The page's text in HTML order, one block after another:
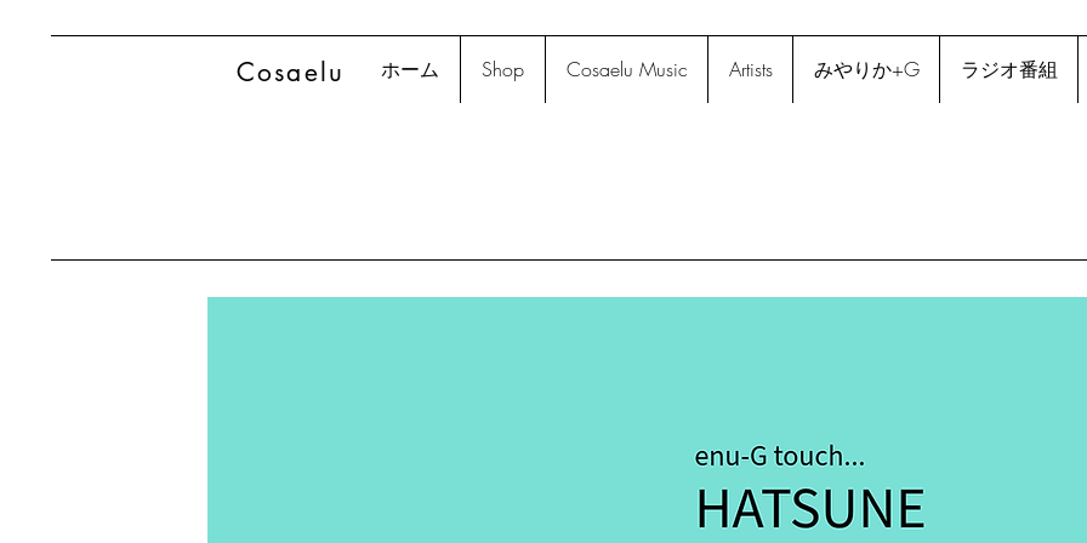
Cosaelu ホーム Shop Cosaelu Music Artists みやりか+G ラジオ番組